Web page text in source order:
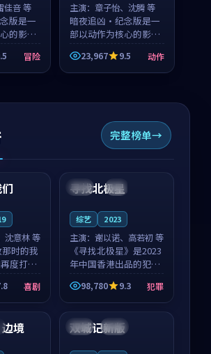
佳音 等
版是一
的影视
、反转
，整体
推荐观
冒险
主演： 章子怡、沈腾 等
暗夜追凶·纪念版是一
部以动作为核心的影视
作品，围绕危机、反转
与人物成长展开，整体
节奏紧凑，值得推荐观
23,967 9.5 动作
完整榜单
99:22
沈意林 等
时的我
度打磨
国大陆
言的氛
见微与
自然克
在悬
喜剧
中国 4K
99:18
寻找北极星
综艺 2023
主演： 谢以诺、高若初 等
《寻找北极星》是2023
年中国香港出品的犯罪
新作，主创团队希望用
公路冒险的故事让观众
停下来想一想。谢以诺
领衔，高若初担任重要
角色，戚南柯的叙事
98,780 9.3 犯罪
境 中国 独播
双城记新版